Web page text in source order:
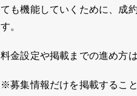
ても機能していくために、成
す。
料金設定や掲載までの進め方
※募集情報だけを掲載すること